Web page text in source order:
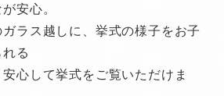
安⼼。
ラス越しに、挙式の様⼦をお⼦
る
⼼して挙式をご覧いただけま